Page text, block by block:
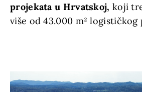
projekata u Hrvatskoj, koji
više od 43.000 m² logističkog